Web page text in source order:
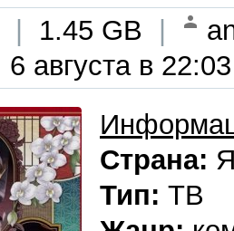
1.45 GB
6 августа в 22:03
Страна:
Тип: ТВ